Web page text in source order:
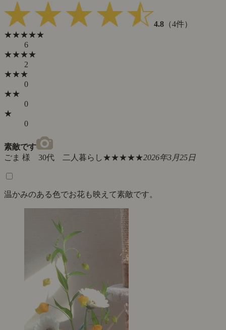
4.8 （4件）
★★★★★
6
★★★★
2
★★★
0
★★
0
★
0
素敵です
ごま 様 30代 二人暮らし★★★★★2026年3月25日
温かみのある色でお花も映えて素敵です。